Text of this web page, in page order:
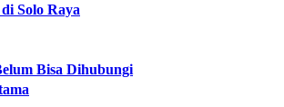
Solo Raya
Bisa Dihubungi